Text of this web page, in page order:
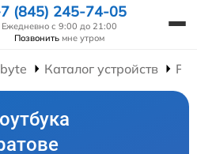
(845) 245-74-05
Ежедневно с 9:00 до 21:00
Позвонить мне утром
Каталог устройств